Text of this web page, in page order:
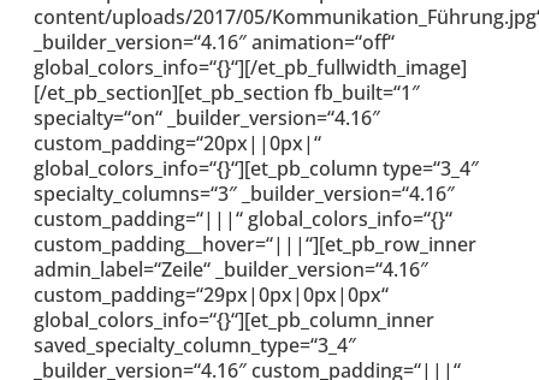
content/uploads/2017/05/
_builder_version=“4.16″ animation=“off“
global_colors_info=“{}“][/et_pb_fullwidth_image]
[/et_pb_section][et_pb_section fb_built=“1″
specialty=“on“ _builder_version=“4.16″
custom_padding=“20px||0px|“
global_colors_info=“{}“][et_pb_column type=“3_4″
specialty_columns=“3″ _builder_version=“4.16″
custom_padding=“|||“ global_colors_info=“{}“
custom_padding__hover=“|||“][et_pb_row_inner
admin_label=“Zeile“ _builder_version=“4.16″
custom_padding=“29px|0px|0px|0px“
global_colors_info=“{}“][et_pb_column_inner
saved_specialty_column_type=“3_4″
_builder_version=“4.16″ custom_padding=“|||“